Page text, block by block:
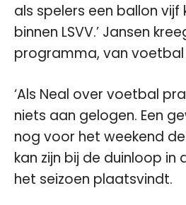
als spelers een ballon
binnen LSVV.’ Jansen
programma, van
‘Als Neal over voetbal
niets aan gelogen. Een
nog voor het weekend
kan zijn bij de duinloop
het seizoen plaatsvindt.